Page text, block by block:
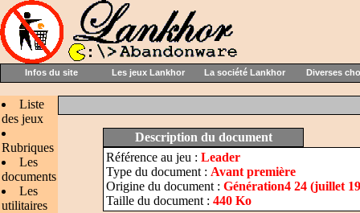
Infos du site Les jeux Lankhor La société Lankhor Diverses
Liste
des jeux
Rubriques
Les
documents
Les
utilitaires
Description du document
Référence au jeu : Leader
Type du document : Avant première
Origine du document : Génération4 24 (juillet
Taille du document : 440 Ko